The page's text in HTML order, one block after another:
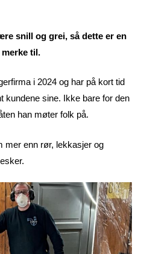
snill og grei, så dette er en
til.
i 2024 og har på kort tid
kundene sine. Ikke bare for den
han møter folk på.
mer enn rør, lekkasjer og